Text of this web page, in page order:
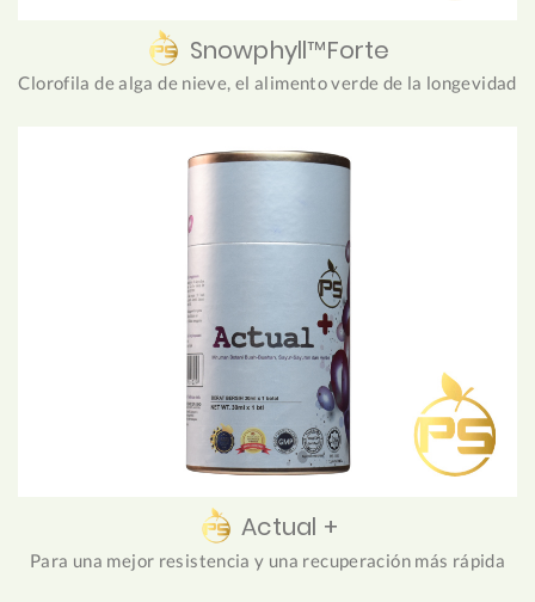
Snowphyll™Forte
Clorofila de alga de nieve, el alimento verde de la longevidad
Actual +
Para una mejor resistencia y una recuperación más rápida